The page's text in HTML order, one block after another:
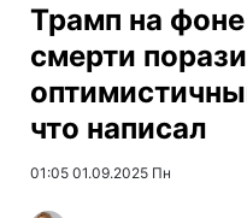
Трамп на
смерти
что написал
01:05 01.09.2025 Пн